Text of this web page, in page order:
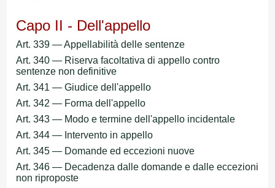
Capo II - Dell'appello
Art. 339 — Appellabilità delle sentenze
Art. 340 — Riserva facoltativa di appello contro
sentenze non definitive
Art. 341 — Giudice dell'appello
Art. 342 — Forma dell'appello
Art. 343 — Modo e termine dell'appello incidentale
Art. 344 — Intervento in appello
Art. 345 — Domande ed eccezioni nuove
Art. 346 — Decadenza dalle domande e dalle eccezioni
non riproposte